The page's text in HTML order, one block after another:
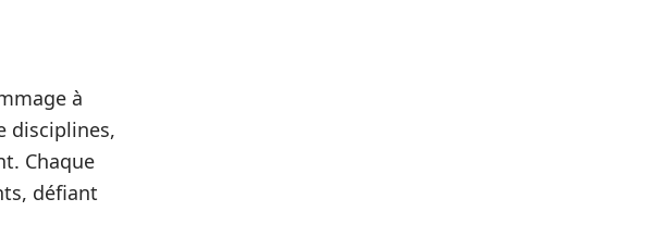
à
disciplines,
Chaque
défiant